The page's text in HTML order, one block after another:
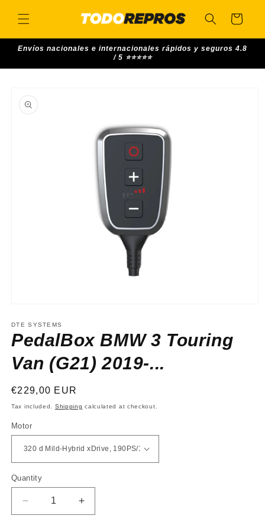
content
Cart
Envíos nacionales e internacionales rápidos y seguros 4.8
/ 5 ⭐⭐⭐⭐⭐
product
information
1
in
modal
DTE SYSTEMS
PedalBox BMW 3 Touring
Van (G21) 2019-...
Regular
price
€229,00 EUR
Tax included. Shipping calculated at checkout.
Motor
Quantity
Decrease
quantity
Increase
quantity